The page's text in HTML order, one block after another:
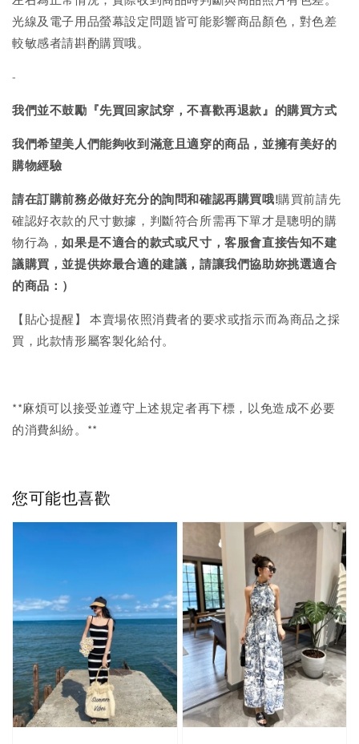
光線及電子用品螢幕設定問題皆可能影響商品顏色，對色差
較敏感者請斟酌購買哦。
-
我們並不鼓勵『先買回家試穿，不喜歡再退款』的購買方式
我們希望美人們能夠收到滿意且適穿的商品，並擁有美好的
購物經驗
請在訂購前務必做好充分的詢問和確認再購買哦!購買前請先
確認好衣款的尺寸數據，判斷符合所需再下單才是聰明的購
物行為，如果是不適合的款式或尺寸，客服會直接告知不建
議購買，並提供妳最合適的建議，請讓我們協助妳挑選適合
的商品：）
【貼心提醒】 本賣場依照消費者的要求或指示而為商品之採
買，此款情形屬客製化給付。
**麻煩可以接受並遵守上述規定者再下標，以免造成不必要
的消費糾紛。**
您可能也喜歡